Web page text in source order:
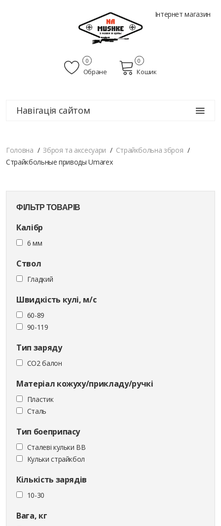
Інтернет магазин
Обране
0
Кошик
0
Навігація сайтом
Головна Зброя та аксесуари
Страйкбольна зброя
Страйкбольные приводы Umarex
ФІЛЬТР ТОВАРІВ
Калібр
6 мм
Ствол
Гладкий
Швидкість кулі, м/с
60-89
90-119
Тип заряду
CO2 балон
Матеріал кожуху/прикладу/ручкі
Пластик
Сталь
Тип боеприпасу
Сталеві кульки ВВ
Кульки страйкбол
Кількість зарядів
10-30
Вага, кг